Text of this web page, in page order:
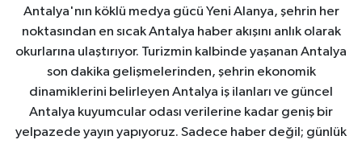
Antalya'nın köklü medya gücü Yeni Alanya, şehrin her
noktasından en sıcak Antalya haber akışını anlık olarak
okurlarına ulaştırıyor. Turizmin kalbinde yaşanan Antalya
son dakika gelişmelerinden, şehrin ekonomik
dinamiklerini belirleyen Antalya iş ilanları ve güncel
Antalya kuyumcular odası verilerine kadar geniş bir
yelpazede yayın yapıyoruz. Sadece haber değil; günlük